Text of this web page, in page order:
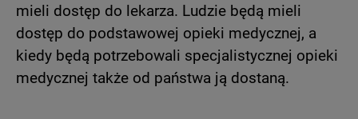
mieli dostęp do lekarza. Ludzie będą mieli
dostęp do podstawowej opieki medycznej, a
kiedy będą potrzebowali specjalistycznej opieki
medycznej także od państwa ją dostaną.